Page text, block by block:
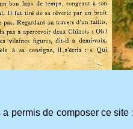
permis de composer ce